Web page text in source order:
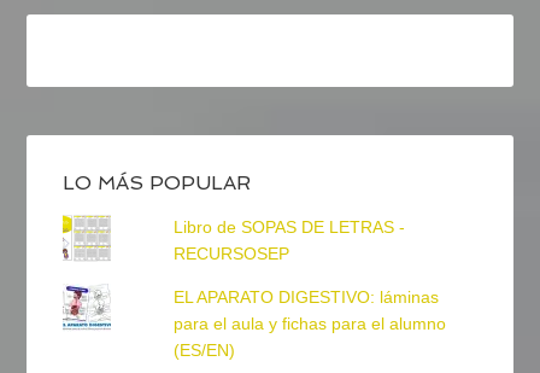
LO MÁS POPULAR
Libro de SOPAS DE LETRAS -
RECURSOSEP
EL APARATO DIGESTIVO: láminas
para el aula y fichas para el alumno
(ES/EN)